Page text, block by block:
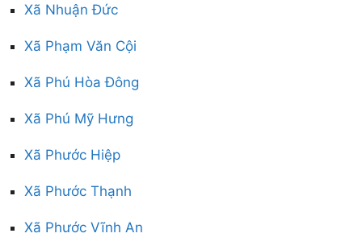
Xã Nhuận Đức
Xã Phạm Văn Cội
Xã Phú Hòa Đông
Xã Phú Mỹ Hưng
Xã Phước Hiệp
Xã Phước Thạnh
Xã Phước Vĩnh An